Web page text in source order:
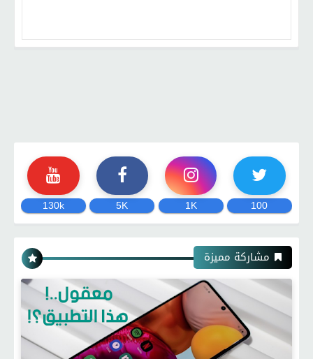
100
1K
5K
130k
مشاركة مميزة